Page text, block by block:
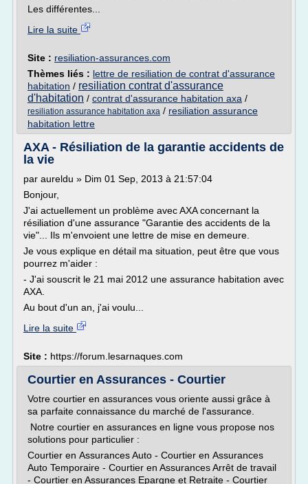
Les différentes...
Lire la suite
Site : resiliation-assurances.com
Thèmes liés : lettre de resiliation de contrat d'assurance
habitation / resiliation contrat d'assurance
d'habitation / contrat d'assurance habitation axa /
resiliation assurance habitation axa / resiliation assurance
habitation lettre
AXA - Résiliation de la garantie accidents de
la vie
par aureldu » Dim 01 Sep, 2013 à 21:57:04
Bonjour,
J'ai actuellement un problème avec AXA concernant la
résiliation d'une assurance "Garantie des accidents de la
vie"... Ils m'envoient une lettre de mise en demeure.
Je vous explique en détail ma situation, peut être que vous
pourrez m'aider :
- J'ai souscrit le 21 mai 2012 une assurance habitation avec
AXA.
Au bout d'un an, j'ai voulu...
Lire la suite
Site : https://forum.lesarnaques.com
Courtier en Assurances - Courtier
Votre courtier en assurances vous oriente aussi grâce à
sa parfaite connaissance du marché de l'assurance.
Notre courtier en assurances en ligne vous propose nos
solutions pour particulier :
Courtier en Assurances Auto - Courtier en Assurances
Auto Temporaire - Courtier en Assurances Arrêt de travail
- Courtier en Assurances Epargne et Retraite - Courtier